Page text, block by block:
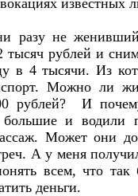
разу не
рублей и
в 4 тысячи. Из
Можно ли
рублей? И
и водили
Может они
А у меня
всем, что
деньги.